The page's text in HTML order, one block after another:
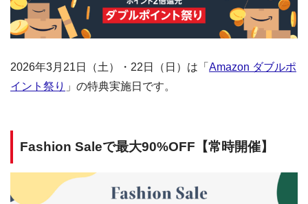
2026年3月21日（土）・22日（日）は「 Amazon ダブルポ
イント祭り 」の特典実施日です。
Fashion Saleで最大90%OFF【常時開催】